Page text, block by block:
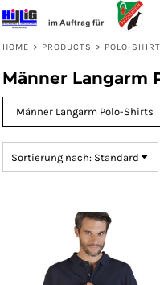
HOME > PRODUCTS > POLO-
Männer Langarm
Sortierung nach: Standard
Standard